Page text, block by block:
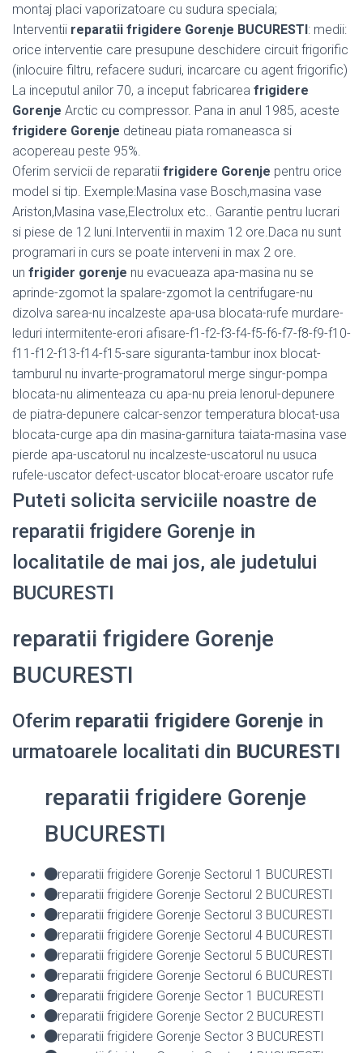
montaj placi vaporizatoare cu sudura speciala;
Interventii reparatii frigidere Gorenje BUCURESTI: medii:
orice interventie care presupune deschidere circuit frigorific
(inlocuire filtru, refacere suduri, incarcare cu agent frigorific)
La inceputul anilor 70, a inceput fabricarea frigidere
Gorenje Arctic cu compressor. Pana in anul 1985, aceste
frigidere Gorenje detineau piata romaneasca si
acopereau peste 95%.
Oferim servicii de reparatii frigidere Gorenje pentru orice
model si tip. Exemple:Masina vase Bosch,masina vase
Ariston,Masina vase,Electrolux etc.. Garantie pentru lucrari
si piese de 12 luni.Interventii in maxim 12 ore.Daca nu sunt
programari in curs se poate interveni in max 2 ore.
un frigider gorenje nu evacueaza apa-masina nu se
aprinde-zgomot la spalare-zgomot la centrifugare-nu
dizolva sarea-nu incalzeste apa-usa blocata-rufe murdare-
leduri intermitente-erori afisare-f1-f2-f3-f4-f5-f6-f7-f8-f9-f10-
f11-f12-f13-f14-f15-sare siguranta-tambur inox blocat-
tamburul nu invarte-programatorul merge singur-pompa
blocata-nu alimenteaza cu apa-nu preia lenorul-depunere
de piatra-depunere calcar-senzor temperatura blocat-usa
blocata-curge apa din masina-garnitura taiata-masina vase
pierde apa-uscatorul nu incalzeste-uscatorul nu usuca
rufele-uscator defect-uscator blocat-eroare uscator rufe
Puteti solicita serviciile noastre de
reparatii frigidere Gorenje in
localitatile de mai jos, ale judetului
BUCURESTI
reparatii frigidere Gorenje
BUCURESTI
Oferim reparatii frigidere Gorenje in
urmatoarele localitati din BUCURESTI
reparatii frigidere Gorenje
BUCURESTI
reparatii frigidere Gorenje Sectorul 1 BUCURESTI
reparatii frigidere Gorenje Sectorul 2 BUCURESTI
reparatii frigidere Gorenje Sectorul 3 BUCURESTI
reparatii frigidere Gorenje Sectorul 4 BUCURESTI
reparatii frigidere Gorenje Sectorul 5 BUCURESTI
reparatii frigidere Gorenje Sectorul 6 BUCURESTI
reparatii frigidere Gorenje Sector 1 BUCURESTI
reparatii frigidere Gorenje Sector 2 BUCURESTI
reparatii frigidere Gorenje Sector 3 BUCURESTI